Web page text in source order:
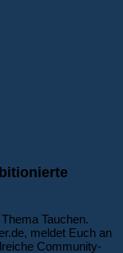
Tauchen.
meldet Euch an
Community-